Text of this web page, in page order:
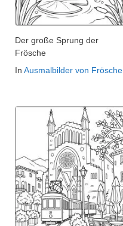
Der große Sprung der
Frösche
In Ausmalbilder von Frösche